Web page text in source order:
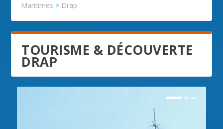
Maritimes > Drap
TOURISME & DÉCOUVERTE
DRAP